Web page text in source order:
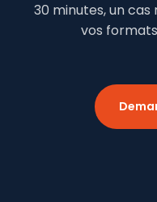
30 minutes, un
vos